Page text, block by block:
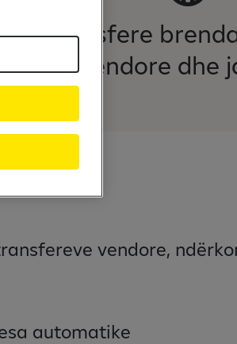
Transfere
vendore dhe
vendore,
automatike